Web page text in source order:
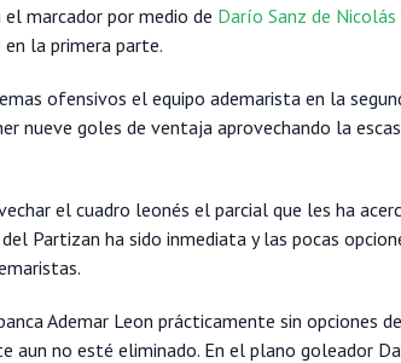
marcador por medio de Darío Sanz de Nicolás
la primera parte.
ofensivos el equipo ademarista en la
nueve goles de ventaja aprovechando la
el cuadro leonés el parcial que les ha
Partizan ha sido inmediata y las pocas
Ademar Leon prácticamente sin opciones
aun no esté eliminado. En el plano goleador